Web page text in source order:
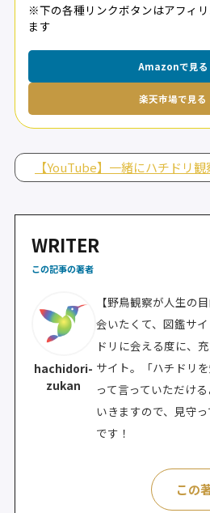
※下の各種リンクボタンはアフィ
ます
Amazonで見る
楽天市場で見る
【YouTube】一緒にハチドリ
WRITER
この記事の著者
hachidori-
zukan
【野鳥観察が人生の
会いたくて、図鑑サ
ドリに会える度に、
サイト。「ハチドリ
って言っていただけ
いきますので、見守
です！
この